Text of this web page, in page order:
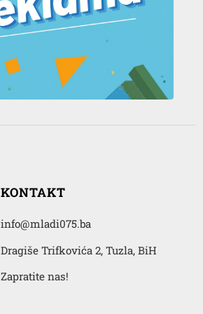
KONTAKT
info@mladi075.ba
Dragiše Trifkovića 2, Tuzla, BiH
Zapratite nas!